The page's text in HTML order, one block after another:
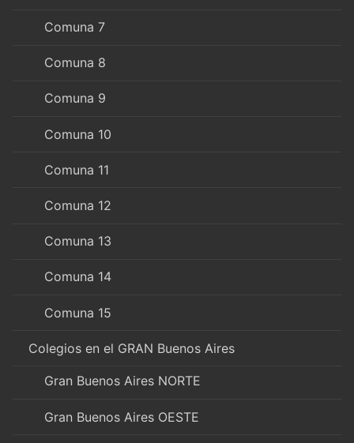
Comuna 7
Comuna 8
Comuna 9
Comuna 10
Comuna 11
Comuna 12
Comuna 13
Comuna 14
Comuna 15
Colegios en el GRAN Buenos Aires
Gran Buenos Aires NORTE
Gran Buenos Aires OESTE